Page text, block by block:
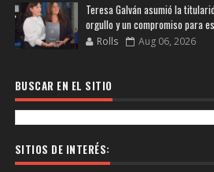
Teresa Galván asumió la
orgullo y un compromiso para
Rolls Aug 06, 2026
BUSCAR EN EL SITIO
SITIOS DE INTERÉS: